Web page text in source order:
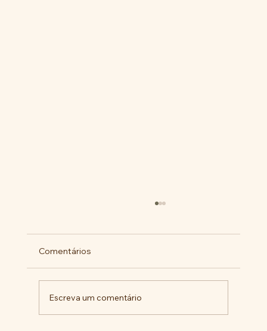
Comentários
Escreva um comentário